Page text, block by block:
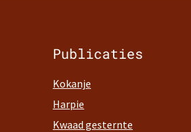
Publicaties
Kokanje
Harpie
Kwaad gesternte